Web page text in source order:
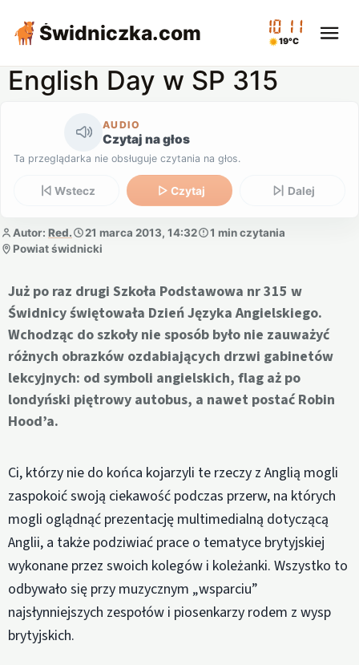
Świdniczka.com 10:11
19°C
English Day w SP 315
AUDIO
Czytaj na głos
Ta przeglądarka nie obsługuje czytania na głos.
Wstecz Czytaj Dalej
Autor: Red. 21 marca 2013, 14:32
1 min czytania
Powiat świdnicki
Już po raz drugi Szkoła Podstawowa nr 315 w
Świdnicy świętowała Dzień Języka Angielskiego.
Wchodząc do szkoły nie sposób było nie zauważyć
różnych obrazków ozdabiających drzwi gabinetów
lekcyjnych: od symboli angielskich, flag aż po
londyński piętrowy autobus, a nawet postać Robin
Hood’a.
Ci, którzy nie do końca kojarzyli te rzeczy z Anglią mogli
zaspokoić swoją ciekawość podczas przerw, na których
mogli oglądnąć prezentację multimedialną dotyczącą
Anglii, a także podziwiać prace o tematyce brytyjskiej
wykonane przez swoich kolegów i koleżanki. Wszystko to
odbywało się przy muzycznym „wsparciu”
najsłynniejszych zespołów i piosenkarzy rodem z wysp
brytyjskich.